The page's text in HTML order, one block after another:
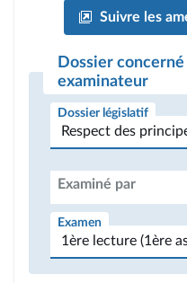
Suivre les
Dossier
examinateur
Dossier législatif
Examiné par
Examen